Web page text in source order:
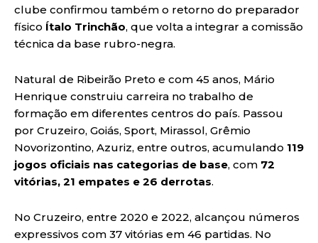
clube confirmou também o retorno do preparador
físico Ítalo Trinchão, que volta a integrar a comissão
técnica da base rubro-negra.
Natural de Ribeirão Preto e com 45 anos, Mário
Henrique construiu carreira no trabalho de
formação em diferentes centros do país. Passou
por Cruzeiro, Goiás, Sport, Mirassol, Grêmio
Novorizontino, Azuriz, entre outros, acumulando 119
jogos oficiais nas categorias de base, com 72
vitórias, 21 empates e 26 derrotas.
No Cruzeiro, entre 2020 e 2022, alcançou números
expressivos com 37 vitórias em 46 partidas. No